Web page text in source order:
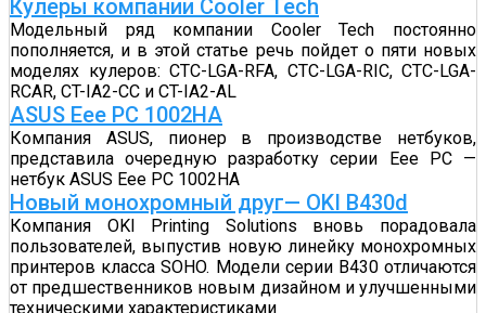
Кулеры компании Cooler Tech
Модельный ряд компании Cooler Tech постоянно
пополняется, и в этой статье речь пойдет о пяти новых
моделях кулеров: CTC-LGA-RFA, CTC-LGA-RIC, CTC-LGA-
RCAR, CT-IA2-CC и CT-IA2-AL
ASUS Eee PC 1002HA
Компания ASUS, пионер в производстве нетбуков,
представила очередную разработку серии Eee PC —
нетбук ASUS Eee PC 1002HA
Новый монохромный друг— OKI B430d
Компания OKI Printing Solutions вновь порадовала
пользователей, выпустив новую линейку монохромных
принтеров класса SOHO. Модели серии B430 отличаются
от предшественников новым дизайном и улучшенными
техническими характеристиками